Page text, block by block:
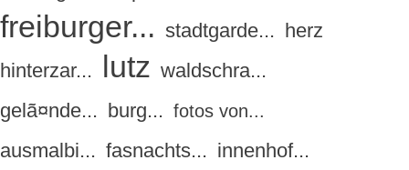
freiburger... stadtgarde... herz
hinterzar... lutz waldschra...
gelã¤nde... burg... fotos von...
ausmalbi... fasnachts... innenhof...